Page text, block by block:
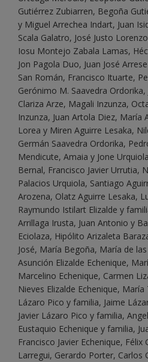
Gutiérrez Zubiarren, Begoña
y Miguel Arrechea Indart, Juan
Scala Galatro, José Justo
Iosu Montejo Zabala Lamas,
Jon Pagola Duo, Juan José
San Román, Francisco Ituarte,
Gerónimo M. Saavedra
Clariza Arze, Magali Inzunza,
Inzunza, Juan Artola Diez, María
Lorea y Miren Aguirre Lesaka,
Germán Saavedra Ordorika,
Mendicute, Amaia y Jone
Bernal, Francisco Javier Urrutia,
Palacios Urquiola, Santiago
Arozena, Olatz Aguirre Lesaka,
Raymundo Istilart Elizalde y
Arrillaga Irusta, Juan Antonio y
Eciolaza, Hipólito Arizaleta
José, María Begoña, María de
Asunción Elizalde Echenique,
Marcelino Echenique, Carmen
Nieves Elizalde Echenique,
Lázaro Pico y familia, Jaime
Javier Lázaro Pico y familia,
Eustaquio Echenique y familia,
Francisco Javier Echenique, Félix
Larregui, Gerardo Porter, Carlos